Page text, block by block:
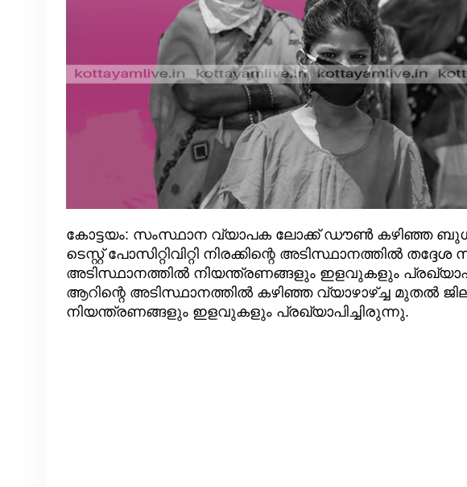
കോട്ടയം: സംസ്ഥാന വ്യാപക ലോക്ക് ഡൗൺ കഴിഞ്ഞ
ടെസ്റ്റ് പോസിറ്റിവിറ്റി നിരക്കിന്റെ അടിസ്ഥാനത്തിൽ
അടിസ്ഥാനത്തിൽ നിയന്ത്രണങ്ങളും ഇളവുകളും
ആറിന്റെ അടിസ്ഥാനത്തിൽ കഴിഞ്ഞ വ്യാഴാഴ്ച്ച മുതൽ
നിയന്ത്രണങ്ങളും ഇളവുകളും പ്രഖ്യാപിച്ചിരുന്നു.